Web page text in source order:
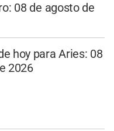
08 de agosto de
hoy para Aries: 08
2026